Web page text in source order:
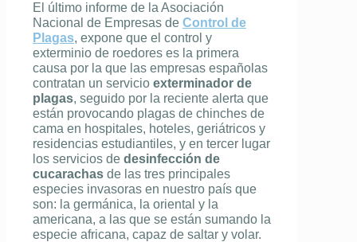
El último informe de la Asociación
Nacional de Empresas de Control de
Plagas, expone que el control y
exterminio de roedores es la primera
causa por la que las empresas españolas
contratan un servicio exterminador de
plagas, seguido por la reciente alerta que
están provocando plagas de chinches de
cama en hospitales, hoteles, geriátricos y
residencias estudiantiles, y en tercer lugar
los servicios de desinfección de
cucarachas de las tres principales
especies invasoras en nuestro país que
son: la germánica, la oriental y la
americana, a las que se están sumando la
especie africana, capaz de saltar y volar.